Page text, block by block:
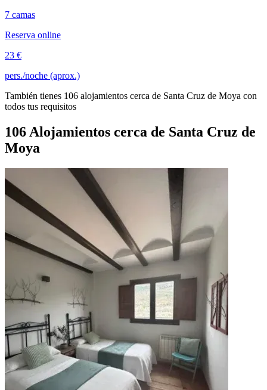
7 camas
Reserva online
23 €
pers./noche (aprox.)
También tienes 106 alojamientos cerca de Santa Cruz de Moya con
todos tus requisitos
106 Alojamientos cerca de Santa Cruz de
Moya